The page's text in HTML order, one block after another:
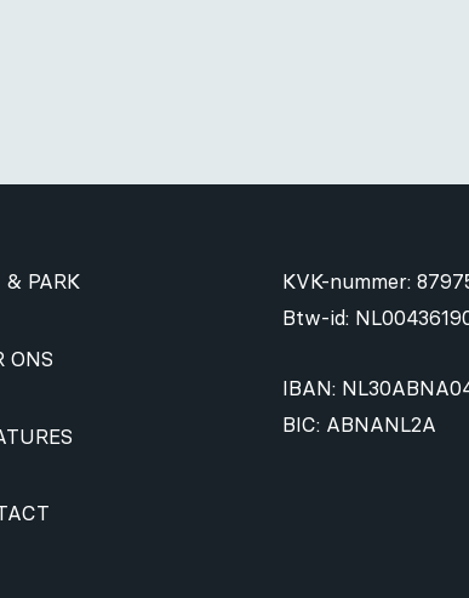
PARK
ONS
KVK-nummer:
Btw-id:
IBAN:
BIC: ABNANL2A